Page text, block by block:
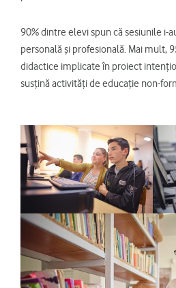
90% dintre elevi spun că sesiunile i-
personală și profesională. Mai mult,
didactice implicate în proiect
susțină activități de educație non-